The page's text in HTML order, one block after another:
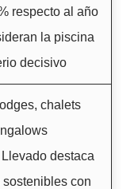
respecto al año
la piscina
decisivo
chalets
destaca
con